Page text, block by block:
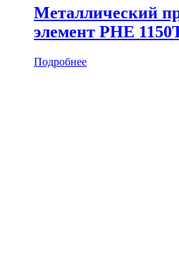
Металлический
элемент PHE
Подробнее